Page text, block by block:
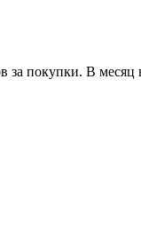
за покупки. В месяц